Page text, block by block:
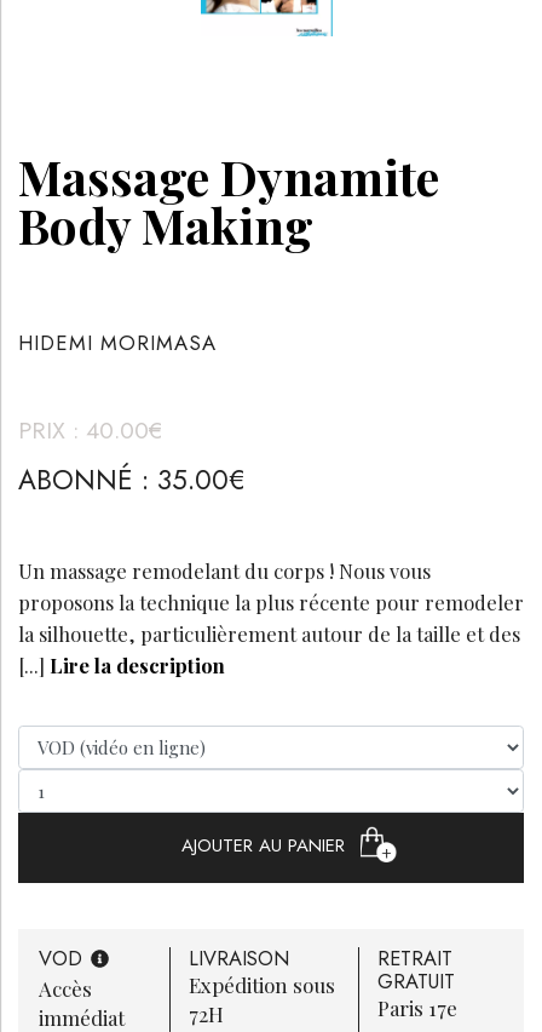
Massage Dynamite
Body Making
HIDEMI MORIMASA
PRIX : 40.00€
ABONNÉ : 35.00€
Un massage remodelant du corps ! Nous vous
proposons la technique la plus récente pour remodeler
la silhouette, particulièrement autour de la taille et des
[...] Lire la description
AJOUTER AU PANIER
VOD
Accès
immédiat
LIVRAISON
Expédition sous
72H
RETRAIT
GRATUIT
Paris 17e